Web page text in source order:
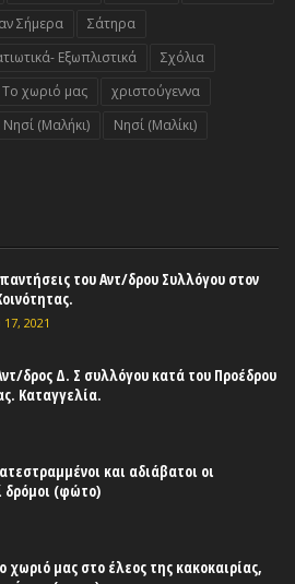
Σήμερα
Σάτηρα
Εξωπλιστικά
Σχόλια
Το χωριό μας
χριστούγεννα
Nησί (Μαλήκι)
Nησί (Μαλίκι)
του Αντ/δρου Συλλόγου στον
2021
δρος Δ. Σ συλλόγου κατά του Προέδρου
Καταγγελία.
και αδιάβατοι οι
δρόμοι (φώτο)
χωριό μας στο έλεος της κακοκαιρίας,